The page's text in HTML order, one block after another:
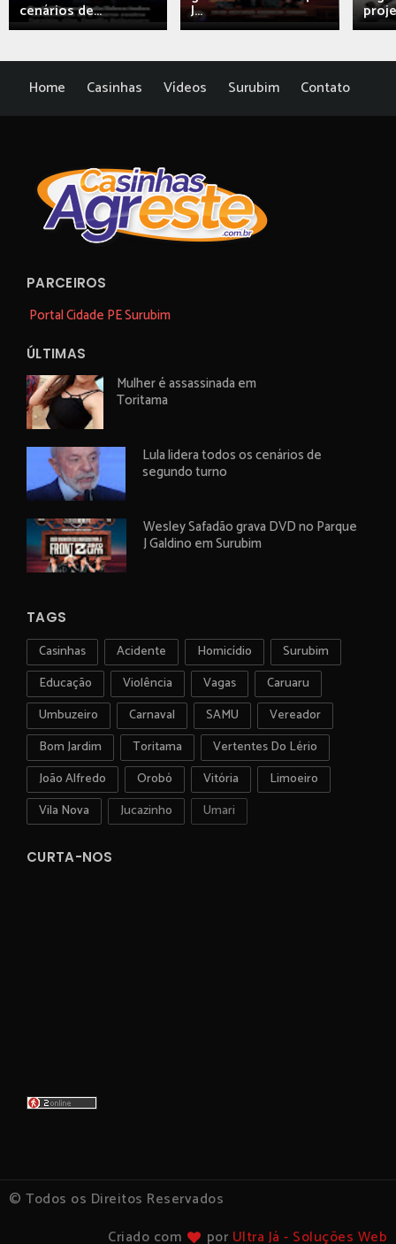
cenários de... J...
Home Casinhas Vídeos Surubim Contato
PARCEIROS
Portal Cidade PE Surubim
ÚLTIMAS
Mulher é assassinada em
Toritama
Lula lidera todos os cenários de
segundo turno
Wesley Safadão grava DVD no Parque
J Galdino em Surubim
TAGS
Casinhas Acidente Homicídio
Surubim
Educação
Violência Vagas
Caruaru
Umbuzeiro
Carnaval SAMU
Vereador
Bom Jardim
Toritama
Vertentes Do Lério
João Alfredo
Orobó Vitória
Limoeiro
Vila Nova
Jucazinho Umari
CURTA-NOS
© Todos os Direitos Reservados
Criado com
por Ultra Já - Soluções Web